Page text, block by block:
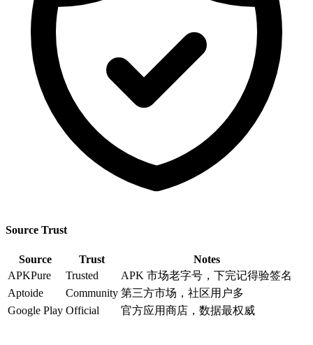
Source Trust
Source Trust
Notes
APKPure
Trusted
APK 市场老字号，下完记得验签名
Aptoide
Community 第三方市场，社区用户多
Google Play Official 官方应用商店，数据最权威